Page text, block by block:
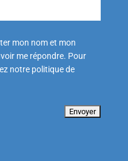
mon nom et mon
me répondre. Pour
notre politique de